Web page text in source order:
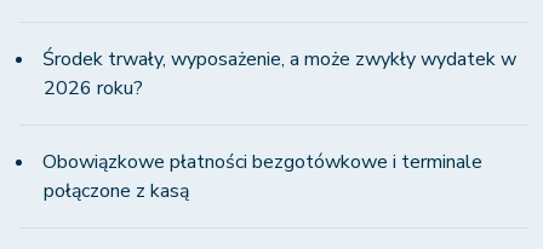
Środek trwały, wyposażenie, a może zwykły wydatek w
2026 roku?
Obowiązkowe płatności bezgotówkowe i terminale
połączone z kasą